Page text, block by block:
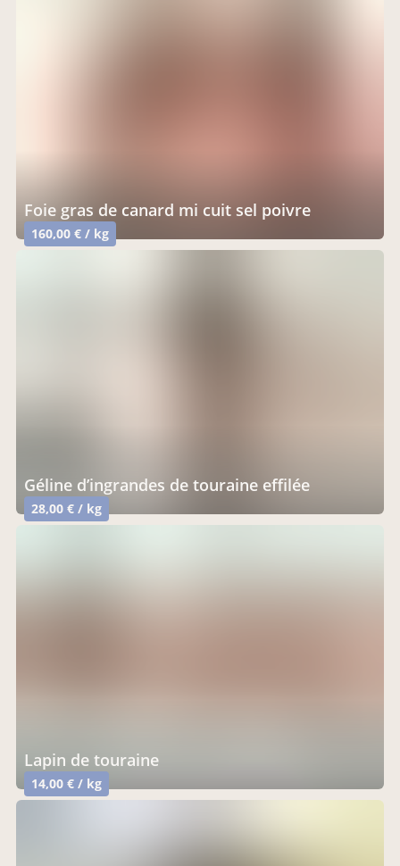
foie gras de canard mi cuit sel poivre
160,00 € / kg
géline d’ingrandes de touraine effilée
28,00 € / kg
lapin de touraine
14,00 € / kg